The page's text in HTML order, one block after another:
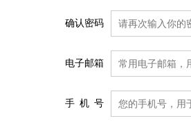
确认密码
电子邮箱
手 机 号